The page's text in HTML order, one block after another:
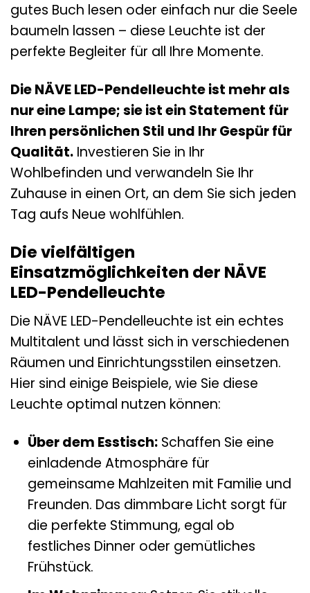
gutes Buch lesen oder einfach nur die Seele
baumeln lassen – diese Leuchte ist der
perfekte Begleiter für all Ihre Momente.
Die NÄVE LED-Pendelleuchte ist mehr als
nur eine Lampe; sie ist ein Statement für
Ihren persönlichen Stil und Ihr Gespür für
Qualität. Investieren Sie in Ihr
Wohlbefinden und verwandeln Sie Ihr
Zuhause in einen Ort, an dem Sie sich jeden
Tag aufs Neue wohlfühlen.
Die vielfältigen
Einsatzmöglichkeiten der NÄVE
LED-Pendelleuchte
Die NÄVE LED-Pendelleuchte ist ein echtes
Multitalent und lässt sich in verschiedenen
Räumen und Einrichtungsstilen einsetzen.
Hier sind einige Beispiele, wie Sie diese
Leuchte optimal nutzen können:
Über dem Esstisch:Schaffen Sie eine
einladende Atmosphäre für
gemeinsame Mahlzeiten mit Familie und
Freunden. Das dimmbare Licht sorgt für
die perfekte Stimmung, egal ob
festliches Dinner oder gemütliches
Frühstück.